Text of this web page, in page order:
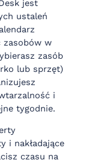
jest
ustaleń
zasobów w
zasób
lub sprzęt)
i
tygodnie.
i nakładające
czasu na